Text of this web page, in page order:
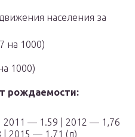
населения за
на 1000)
1000)
рождаемости:
— 1.59 | 2012 — 1,76
| 2015 — 1,71 (д)